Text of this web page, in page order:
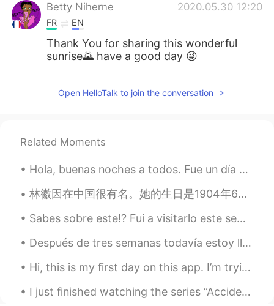
Betty Niherne 2020.05.30 12:20
FR EN
Thank You for sharing this wonderful
sunrise🌄 have a good day 😜
Open HelloTalk to join the conversation
Related Moments
Hola, buenas noches a todos. Fue un día maravilloso aquí en Monhegan. Hoy es mi día libre de trab...
林徽因在中国很有名。她的生日是1904年6月10日。 因为16岁的时候，她和她的爸爸去英国旅游，在那里她喜欢上了英国的建筑，所以1924年她去了美国的大学学习建筑。 林微因的丈夫是中国很有名...
Sabes sobre este!? Fui a visitarlo este semana! Se llama Stonehenge, y es un patrimonio de la Hum...
Después de tres semanas todavía estoy lleno de mi fin de semana en Oaxaca, Mexico. Que hermoso lu...
Hi, this is my first day on this app. I’m trying to improve my spanish and I could also help with...
I just finished watching the series “Accidentally in Love” (惹上冷殿下). I really enjoyed it and plan ...